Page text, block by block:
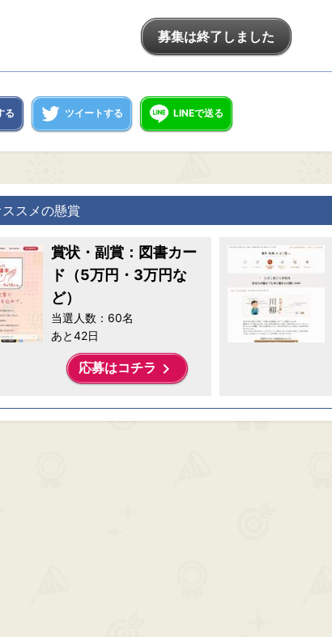
募集は終了しました
る ツイートする LINEで送る
スメの懸賞
賞状・副賞：図書カー
ド（5万円・3万円な
ど）
当選人数：60名
あと42日
応募はコチラ keyboard_arrow_right